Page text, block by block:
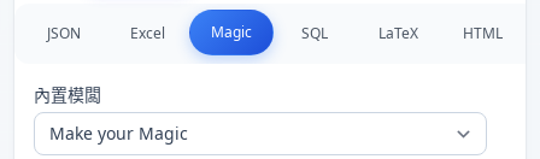
JSON Excel Magic SQL LaTeX HTML
內置模闆
後麵的字符串分割當前行
行的行
，從1或100開始
執行JavaScript 代碼，例如：{x new Date()}
使用反斜槓\ 輸出大括號 {...}